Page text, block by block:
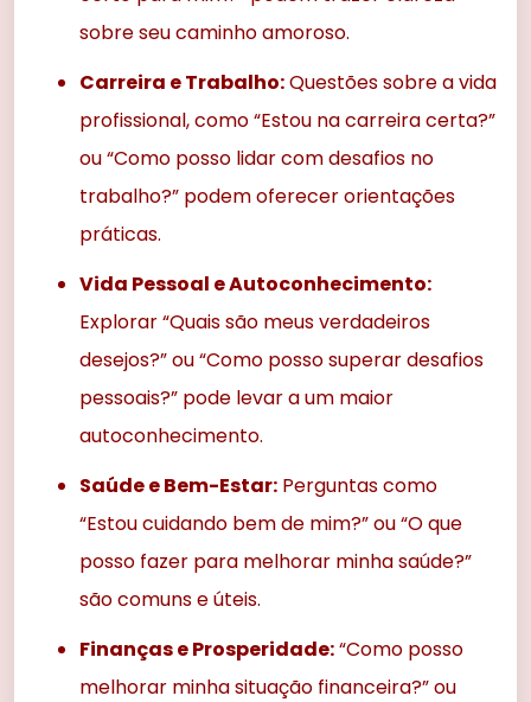
sobre seu caminho amoroso.
Carreira e Trabalho:Questões sobre a vida
profissional, como “Estou na carreira certa?”
ou “Como posso lidar com desafios no
trabalho?” podem oferecer orientações
práticas.
Vida Pessoal e Autoconhecimento:
Explorar “Quais são meus verdadeiros
desejos?” ou “Como posso superar desafios
pessoais?” pode levar a um maior
autoconhecimento.
Saúde e Bem-Estar: Perguntas como
“Estou cuidando bem de mim?” ou “O que
posso fazer para melhorar minha saúde?”
são comuns e úteis.
Finanças e Prosperidade:“Como posso
melhorar minha situação financeira?” ou